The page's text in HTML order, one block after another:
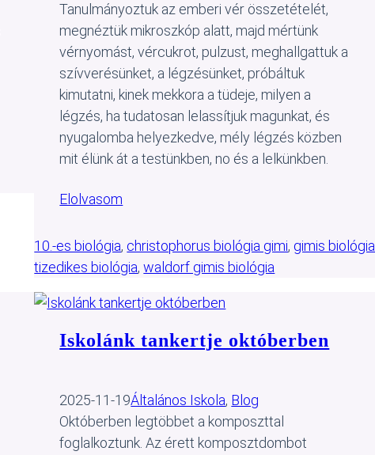
Tanulmányoztuk az emberi vér összetételét,
megnéztük mikroszkóp alatt, majd mértünk
vérnyomást, vércukrot, pulzust, meghallgattuk a
szívverésünket, a légzésünket, próbáltuk
kimutatni, kinek mekkora a tüdeje, milyen a
légzés, ha tudatosan lelassítjuk magunkat, és
nyugalomba helyezkedve, mély légzés közben
mit élünk át a testünkben, no és a lelkünkben.
Elolvasom
10.-es biológia, christophorus biológia gimi, gimis biológia
tizedikes biológia, waldorf gimis biológia
Iskolánk tankertje októberben
2025-11-19Általános Iskola, Blog
Októberben legtöbbet a komposzttal
foglalkoztunk. Az érett komposztdombot